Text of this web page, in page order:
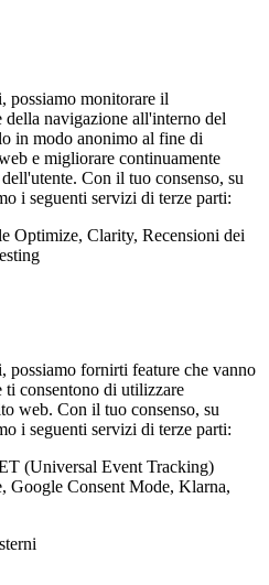
possiamo monitorare il
navigazione all'interno del
in modo anonimo al fine di
e migliorare continuamente
Con il tuo consenso, su
i seguenti servizi di terze parti:
Optimize, Clarity, Recensioni dei
possiamo fornirti feature che vanno
consentono di utilizzare
web. Con il tuo consenso, su
i seguenti servizi di terze parti:
(Universal Event Tracking)
Google Consent Mode, Klarna,